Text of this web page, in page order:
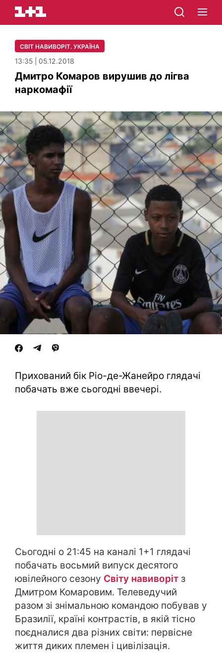
СВІТ НАВИВОРІТ. УКРАЇНА
13:35 | 05.12.2018
Дмитро Комаров вирушив до лігва
наркомафії
Прихований бік Ріо-де-Жанейро глядачі
побачать вже сьогодні ввечері.
Сьогодні о 21:45 на каналі 1+1 глядачі
побачать восьмий випуск десятого
ювілейного сезону Світу навиворіт з
Дмитром Комаровим. Телеведучий
разом зі знімальною командою побував у
Бразилії, країні контрастів, в якій тісно
поєдналися два різних світи: первісне
життя диких племен і цивілізація.